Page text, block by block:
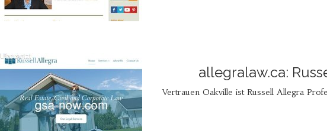
allegralaw.ca:
Vertrauen Oakville ist Russell Allegra